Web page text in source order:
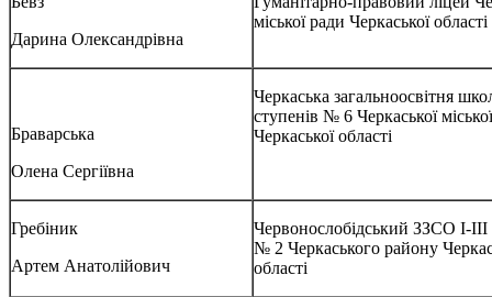
Дарина Олександрівна
міської ради Черкаської області
Браварська
Олена Сергіївна
Черкаська загальноосвітня
ступенів № 6 Черкаської
Черкаської області
Гребіник
Артем Анатолійович
Червонослобідський ЗЗСО І-ІІІ
№ 2 Черкаського району
області